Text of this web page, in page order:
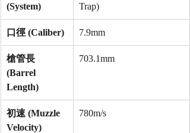
(System)
Trap)
口徑 (Caliber) 7.9mm
槍管長
(Barrel
Length)
703.1mm
初速 (Muzzle
Velocity)
780m/s